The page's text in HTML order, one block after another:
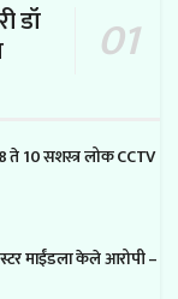
डॉ
ते 10 सशस्त्र लोक CCTV
माईंडला केले आरोपी –